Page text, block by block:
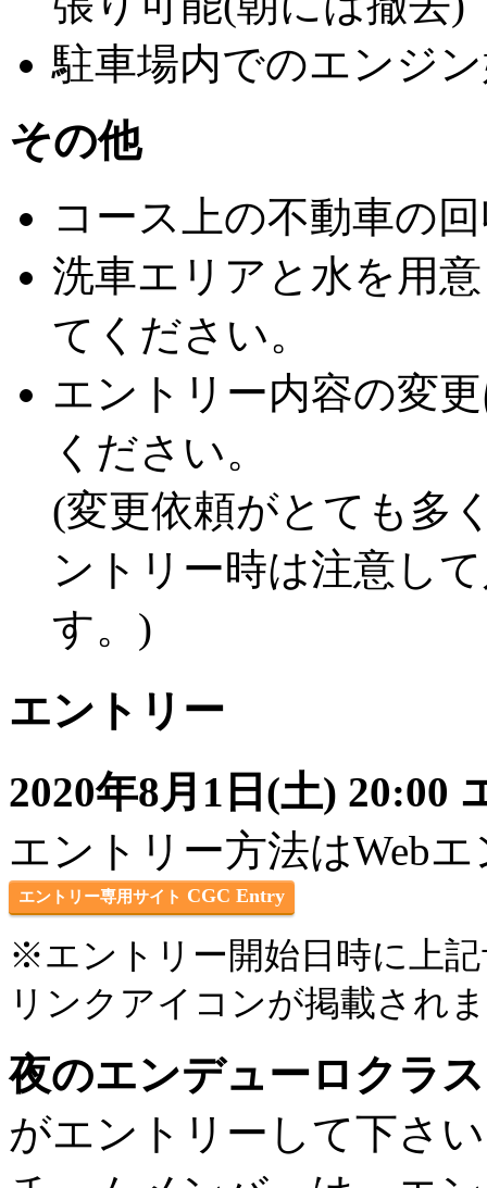
駐車場内でのエンジ
その他
コース上の不動車の
洗車エリアと水を用
てください。
エントリー内容の変
ください。
(変更依頼がとても多
ントリー時は注意し
す。)
エントリー
2020年8月1日(土) 20:00
エントリー方法はWeb
エントリー専用サイト CGC Entry
※エントリー開始日時に上
リンクアイコンが掲載され
夜のエンデューロクラ
がエントリーして下さ